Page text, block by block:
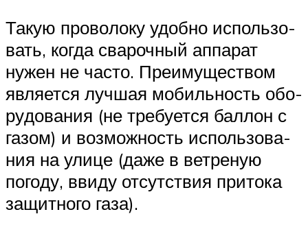
Такую про­во­ло­ку удоб­но исполь­зо­
вать, когда сва­роч­ный аппа­рат
нужен не часто. Пре­иму­ще­ством
явля­ет­ся луч­шая мобиль­ность обо­
ру­до­ва­ния (не тре­бу­ет­ся бал­лон с
газом) и воз­мож­ность исполь­зо­ва­
ния на ули­це (даже в вет­ре­ную
пого­ду, вви­ду отсут­ствия при­то­ка
защит­но­го газа).